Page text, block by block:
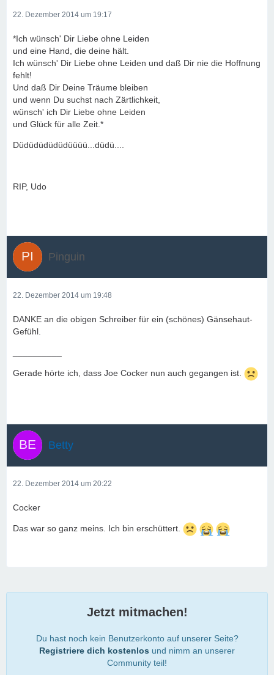
22. Dezember 2014 um 19:17
*Ich wünsch' Dir Liebe ohne Leiden
und eine Hand, die deine hält.
Ich wünsch' Dir Liebe ohne Leiden und daß Dir nie die Hoffnung
fehlt!
Und daß Dir Deine Träume bleiben
und wenn Du suchst nach Zärtlichkeit,
wünsch' ich Dir Liebe ohne Leiden
und Glück für alle Zeit.*
Düdüdüdüdüdüüüü...düdü....
RIP, Udo
Pinguin
22. Dezember 2014 um 19:48
DANKE an die obigen Schreiber für ein (schönes) Gänsehaut-
Gefühl.
Gerade hörte ich, dass Joe Cocker nun auch gegangen ist.
Betty
22. Dezember 2014 um 20:22
Cocker
Das war so ganz meins. Ich bin erschüttert.
Jetzt mitmachen!
Du hast noch kein Benutzerkonto auf unserer Seite?
Registriere dich kostenlos und nimm an unserer
Community teil!